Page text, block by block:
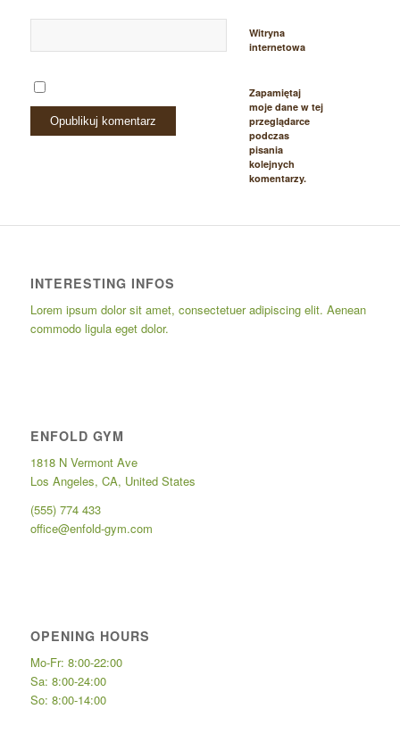
Witryna
internetowa
Zapamiętaj
moje dane w tej
przeglądarce
podczas
pisania
kolejnych
komentarzy.
INTERESTING INFOS
Lorem ipsum dolor sit amet, consectetuer adipiscing elit. Aenean
commodo ligula eget dolor.
ENFOLD GYM
1818 N Vermont Ave
Los Angeles, CA, United States
(555) 774 433
office@enfold-gym.com
OPENING HOURS
Mo-Fr: 8:00-22:00
Sa: 8:00-24:00
So: 8:00-14:00